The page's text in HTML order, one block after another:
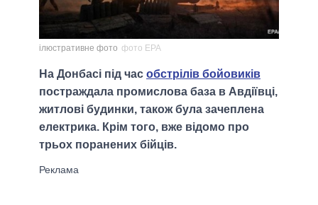
ілюстративне фото фото ЕРА
На Донбасі під час обстрілів бойовиків
постраждала промислова база в Авдіївці,
житлові будинки, також була зачеплена
електрика. Крім того, вже відомо про
трьох поранених бійців.